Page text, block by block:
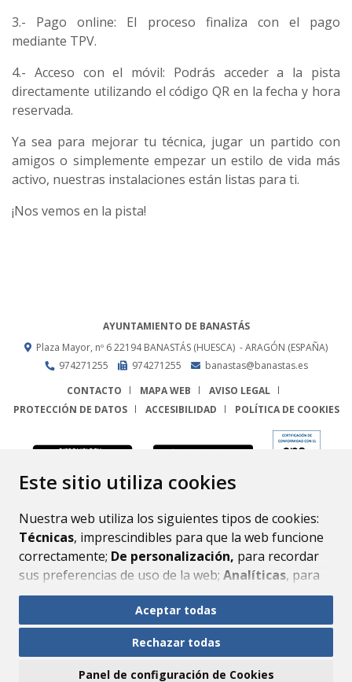
Este sitio utiliza cookies
Nuestra web utiliza los siguientes tipos de cookies:
Técnicas, imprescindibles para que la web funcione
correctamente; De personalización, para recordar
sus preferencias de uso de la web; Analíticas, para
mejorar el funcionamiento de la web y sus servicios.
Si acepta pulsando el botón“Aceptar todas”
consideramos que acepta su uso. Si pulsa el botón
Aceptar todas
Rechazar todas
Panel de configuración de Cookies
3.- Pago online: El proceso finaliza con el pago
mediante TPV.
4.- Acceso con el móvil: Podrás acceder a la pista
directamente utilizando el código QR en la fecha y hora
reservada.
Ya sea para mejorar tu técnica, jugar un partido con
amigos o simplemente empezar un estilo de vida más
activo, nuestras instalaciones están listas para ti.
¡Nos vemos en la pista!
AYUNTAMIENTO DE BANASTÁS
Plaza Mayor, nº 622194 BANASTÁS (HUESCA) - ARAGÓN (ESPAÑA)
974271255
974271255
banastas@banastas.es
CONTACTO
MAPA WEB
AVISO LEGAL
PROTECCIÓN DE DATOS
ACCESIBILIDAD POLÍTICA DE COOKIES